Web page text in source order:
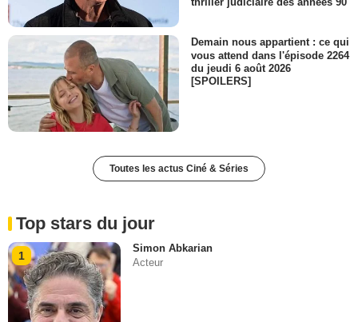
Demain nous appartient : ce qui
vous attend dans l'épisode 2264
du jeudi 6 août 2026
[SPOILERS]
Toutes les actus Ciné & Séries
Top stars du jour
1
Simon Abkarian
Acteur